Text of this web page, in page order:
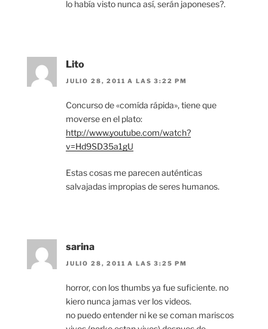
lo había visto nunca así, serán japoneses?.
Lito
JULIO 28, 2011 A LAS 3:22 PM
Concurso de «comída rápida», tiene que
moverse en el plato:
http://www.youtube.com/watch?
v=Hd9SD35a1gU
Estas cosas me parecen auténticas
salvajadas impropias de seres humanos.
sarina
JULIO 28, 2011 A LAS 3:25 PM
horror, con los thumbs ya fue suficiente. no
kiero nunca jamas ver los videos.
no puedo entender ni ke se coman mariscos